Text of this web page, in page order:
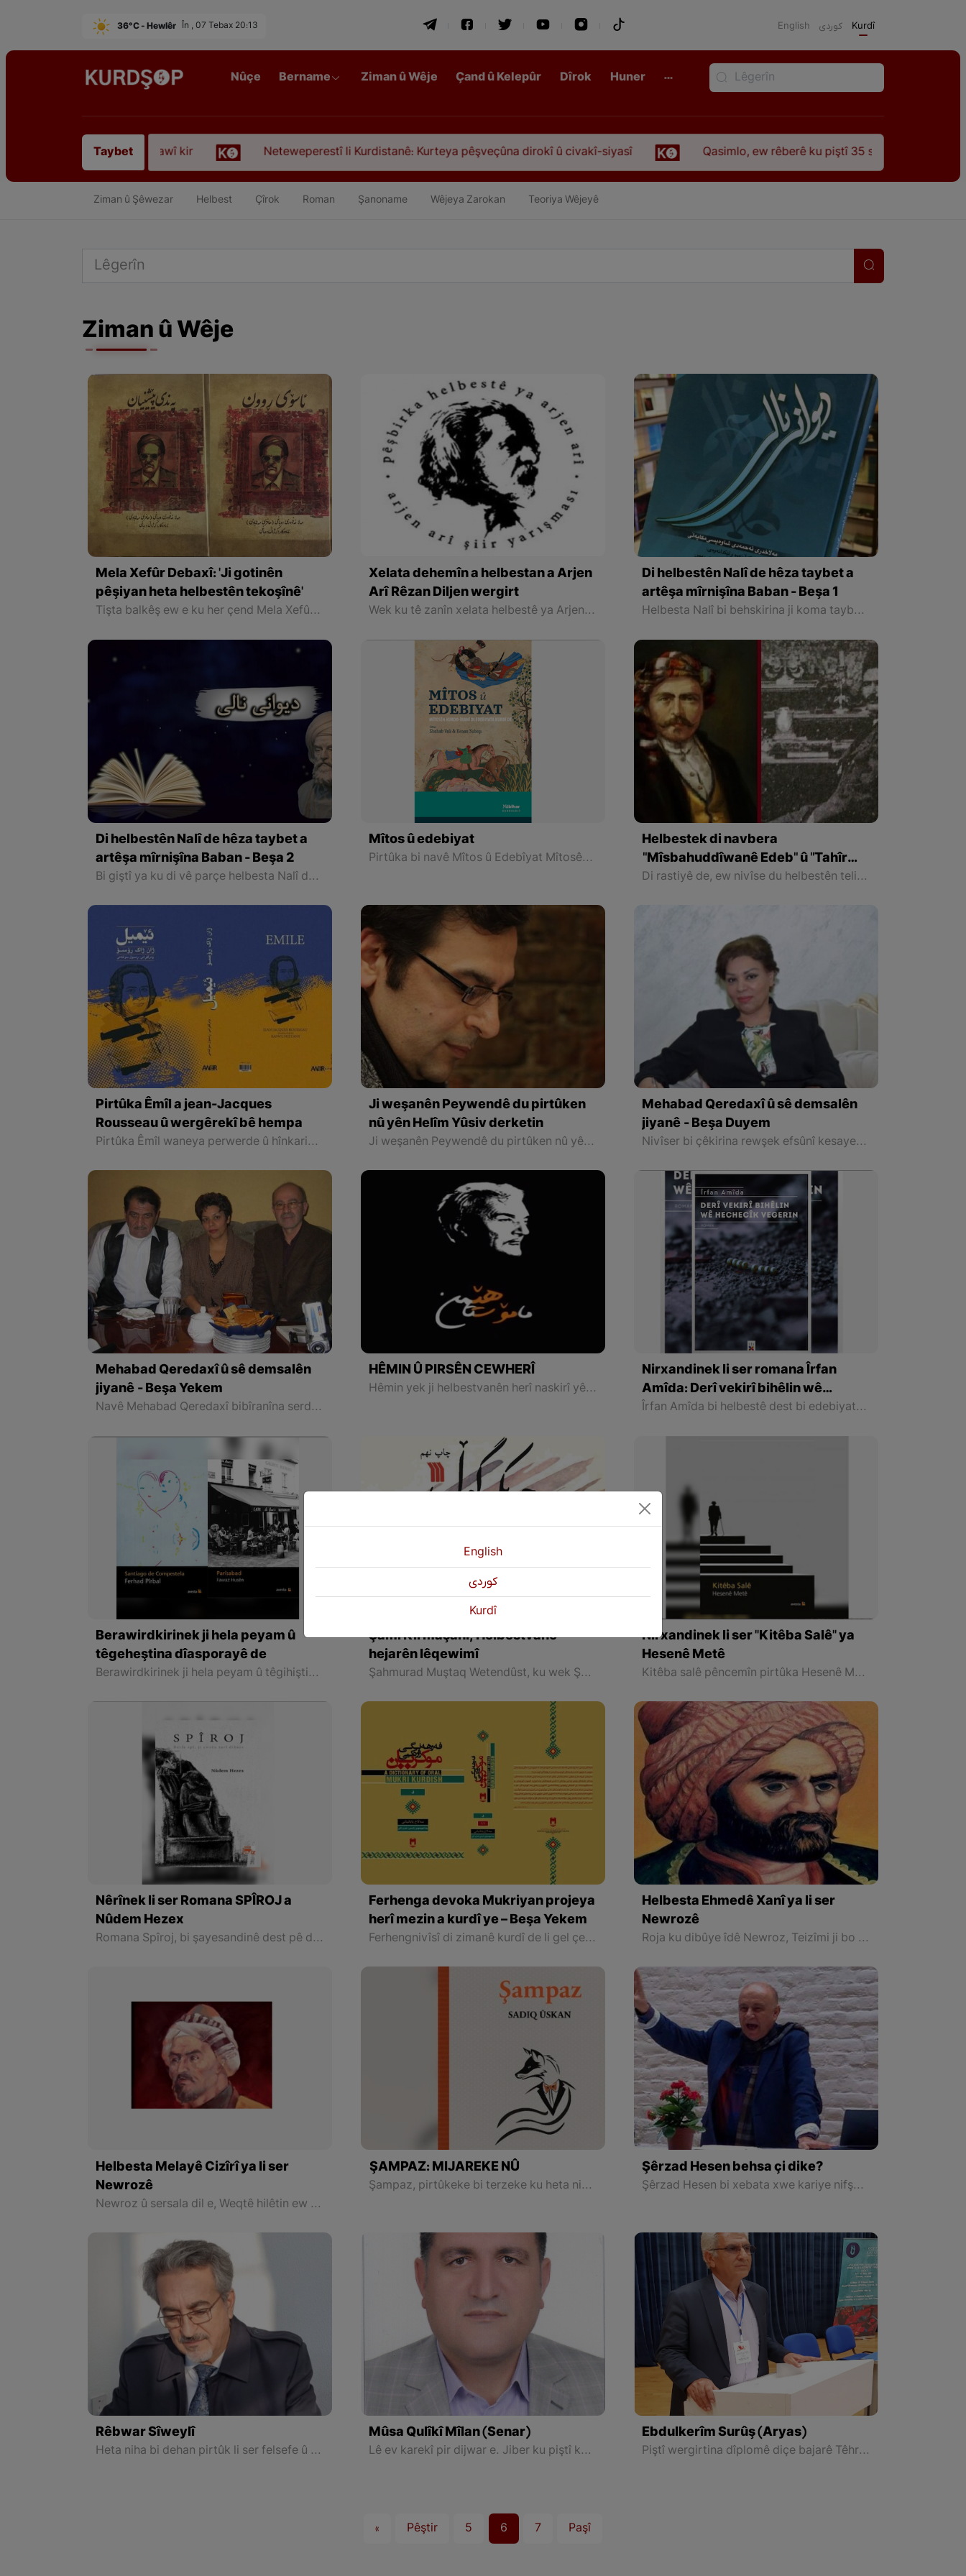
36°C - Hewlêr În , 07 Tebax 20:13 English كوردی Kurdî
Nûçe Bername Ziman û Wêje Çand û Kelepûr Dîrok Huner
Taybet
koça dawî kir Neteweperestî li Kurdistanê: Kurteya pêşveçûna dirokî û civakî-siyasî Qasimlo, ew rêberê ku piştî 35 sal ji şehîdbûna wî hê jî rêbaza wî
Ziman û Şêwezar Helbest Çîrok Roman Şanoname Wêjeya Zarokan Teoriya Wêjeyê
Ziman û Wêje
Mela Xefûr Debaxî: 'Ji gotinên
pêşiyan heta helbestên tekoşînê'
Tişta balkêş ew e ku her çend Mela Xefûr kor bû jî, pênaseyên wî yên li ser xwezayê û li ser jinan pir rast in. Gotinên wî temamî nû û helbestî ne û di helbestên wî de teqlîd kêm e. Beşek din ji helbestên Mela Xefûr helbestên berxwedana li dijî zordestiyê ne û atmosfereke siyasî serdest e û rewşa nebaş a siyasî ya Kurdistanê nîşan dide.
Xelata dehemîn a helbestan a Arjen
Arî Rêzan Diljen wergirt
Wek ku tê zanîn xelata helbestê ya Arjen Arî hersal di 15ê Gulanê di roja Cejna Zimanê Kurdî de tê diyarkirin û îsal jî Rêzan Diljenê ciwan bi dosyaya xwe ya bi navê ‘ Deftera Qetayî’ hêjayî ve xelatê hate dîtin.
Di helbestên Nalî de hêza taybet a
artêşa mîrnişîna Baban - Beşa 1
Helbesta Nalî bi behskirina ji koma taybet a bi navê " Xassa " dest pê dike. Di dîroka hêzên çekdar de, bi taybetî di Împaratoriyên Osmanî û Sefewî de , her yekîneyeke artêşê navê xwe hebû. Têgeha "Xassa", ku pêşgira "Xulam" jî pêre bûye destpêkê di nava saziyên Sefewiyan de derketiye
Di helbestên Nalî de hêza taybet a
artêşa mîrnişîna Baban - Beşa 2
Bi giştî ya ku di vê parçe helbesta Nalî de me bidest xistiye eva ye ku: Nalî behskirina bihêz û mezinahî û rêk û pêkiya artêşa Kurdên Baban dike. Wan dibe heta asta herî serê ya serkeftinê û bi bihaya dilxweşî û paqijbûna nefsa xelkê nîştiman û naskerên nasnameya nû ya wan dizane û di di xizmeta neteweya xwe de mîna diyardeyeke nû cih guherînê digel devok û ol û efsaneyên wan dike û carek din wan çêdike û wateyê dide bi wan û di vê rêyê de çîroka efsaneyî û xwenîşandaniya nîştimana xwe dadirêje
Mîtos û edebiyat
Pirtûka bi navê Mîtos û Edebîyat Mîtosên Kurdo-Îranî di Edebiyata Kurdî, bi edîtorîya Dr. Shahab Valî û Dr. Kenanê Nado (Subaşi) ji weşanxaneya Nûbiharê derket.
Helbestek di navbera
"Mîsbahuddîwanê Edeb" û "Tahîr
Beg ê Caf" de
Di rastiyê de, ew nivîse du helbestên telihev in, sedema wê jî ev e ku her du helbest li ser wezna (Hewa) " Faîlatun faîlatun faîlatun falîlun" hatine nivîsîn. Dawiya her du helbestan bi "ewe" bidawî dibe. Lê ya rastî eger heye ku peywendiya di navbera Tahîr Beg û Mîsbauddîwan de ku Marif Xeznedar behsa wan dike, ew helbest bi hevdu re guhertibin û eger heye ku Mîsbah ew helbest bo Tahîr Beg nivîsandibe.
Pirtûka Êmîl a jean-Jacques
Rousseau û wergêrekî bê hempa
Pirtûka Êmîl waneya perwerde û hînkariya mirov e û ev heyama çend sedsalan e ku di hemû zanîngehên cîhanê de weke wane dê hînkirin. Rê û cihên taybet û ecêb bo perwerdehiya zarok û di her dem ê de guheriye û heta serdema mezinbûnê tê de ye.
Ji weşanên Peywendê du pirtûken
nû yên Helîm Yûsiv derketin
Ji weşanên Peywendê du pirtûken nû yên Helîm Yûsivî derketin. Agirê Ku Bi Mala Me Ketîye, ev pirtûk ji nivîs û gotarên Helîm Yûsiv pêk tê.
Mehabad Qeredaxî û sê demsalên
jiyanê - Beşa Duyem
Nivîser bi çêkirina rewşek efsûnî kesayetiyek behs kiriye ku, nûnera jinan e. Jineke ku wê bi şûr ji derbasbûyî veqetandiye û li ronahiyê di dema niha ya gerstêrkek din de tevdigere.
Mehabad Qeredaxî û sê demsalên
jiyanê - Beşa Yekem
Navê Mehabad Qeredaxî bibîranîna serdemekê ye ku nifşên me di zanîngehan de “Çiya cihê genmeşiyan” dixwandin û di vê şiyana dem û afirandina wêne û gotinên cuda de ev bi dana berhev li gel zilamên helbestvan ên Kurd dilxweş dibû.
HÊMIN Û PIRSÊN CEWHERÎ
Hêmin yek ji helbestvanên herî naskirî yên Kurd ên sedsaliya 21ê ye ku piştî mirina wî gelek behsa wî hatiye kirin û giringî pê hatiye dan.
Nirxandinek li ser romana Îrfan
Amîda: Derî vekirî bihêlin wê
hechecîk vegerin
Îrfan Amîda bi helbestê dest bi edebiyatê kir paşê bi lêkolîn û wergeran dewam kir niha ji bi romanê di vê rêwitîya xwe ya edebîyatê de dimeşe. Derî Vekirî Bihêlin Wê Hechecîk Vegerin romana sêyem a Amîda ye
Berawirdkirinek ji hela peyam û
têgeheştina dîasporayê de
Berawirdkirinek ji hela peyam û têgihiştina dîasporayê ve romana ‘’Santîago De Compastella’’ ya Ferhad Pîrbal û Parîsabad’’ a Fewaz Husên
Şamî Kirmaşanî; Helbestvanê
hejarên lêqewimî
Şahmurad Muştaq Wetendûst, ku wek Şamî Kirmaşanî tê nas kirin, yek ji diyartirîn helbestvanên hevçerx ê Kirmaşanê ye û yek ji wan kesan e ku bo cara yekemîn di sedsala bîstem de li navçeya Kirmaşan bi zaravê kelhorî yê kurdî helbest nivîsiye
Nirxandinek li ser ''Kitêba Salê'' ya
Hesenê Metê
Kitêba salê pêncemîn pirtûka Hesenê Metê ya çîrokan e ji 13 pirtûkan pêk tê. Ez ê li ser hemî çîrokan nesekinim, tenê ez ê behsa çîrokên ku tesir li ser min kirine û kêfa min ji wan re hatiye bikim û bi çend gotinan şîroveyên xwe bi we re parve bikim.
Nêrînek li ser Romana SPÎROJ a
Nûdem Hezex
Romana Spîroj, bi şayesandinê dest pê dike, şayesandineke ewqasî nerm û nostaljike ku xwîner xwe li ber pencere dibine û li barîna berfê temaşe dike
Ferhenga devoka Mukriyan projeya
herî mezin a kurdî ye – Beşa Yekem
Ferhengnivîsî di zimanê kurdî de li gel çend navên mezin dest pê dike: Şêx Mihemedê Xal, Hejar Mukriyanî, Ebdulrehman Zebîhî, Gîw Mukriyanî û hwd. Helbet girîngiya karê her yek ji van nivîseran ji hev cuda ye
Helbesta Ehmedê Xanî ya li ser
Newrozê
Roja ku dibûye îdê Newroz, Teizîmi ji bo dema dilefrûz
Helbesta Melayê Cizîrî ya li ser
Newrozê
Newroz û sersala dil e, Weqtê hilêtin ew sîrac
ŞAMPAZ: MIJAREKE NÛ
Şampaz, pirtûkeke bi terzeke ku heta niha di edebîyata Kurdî de bi vê terzê nehatîye nivîsîn e. (yan jî min heta niha nedîtîye û nexwandîye.)
Şêrzad Hesen behsa çi dike?
Şêrzad Hesen bi xebata xwe kariye nifşa nû ya xwîner û nivîskarên kurd li gel edebiyata gelên din bide nasîn
Rêbwar Sîweylî
Heta niha bi dehan pirtûk li ser felsefe û edebiyatê ji aliyê Dr. Rêbwar Sîweylî ve hatine nivîsandin û çapkirin
Mûsa Qulîkî Mîlan (Senar)
Lê ev karekî pir dijwar e. Jiber ku piştî kutakirina pêncî salê temen, taze ez têdigihîjim ku jiyan çi ye? Divê ez çawa bijîm? Ji aliyekî din ra eger min karekî baş û berbiçav kiribe, divê ew kar bixwe bikarbe min bide nasandin.
Ebdulkerîm Surûş (Aryas)
Piştî wergirtina dîplomê diçe bajarê Têhranê û li Zanîngeha Tehranê lîsansê distîne. Paşê dibe mamosta diçe nava karê perwerdehiyê, û piştî 15 sal karê perwerdehiyê bi yekcarî ji Wezareta Perwerdehî diqete û diçe Saziya Radyo û Televîziyona dewletî ya bajarê Mehabadê û li wir dişixule.
« Pêştir 5 6 7 Paşî
English
كوردی
Kurdî